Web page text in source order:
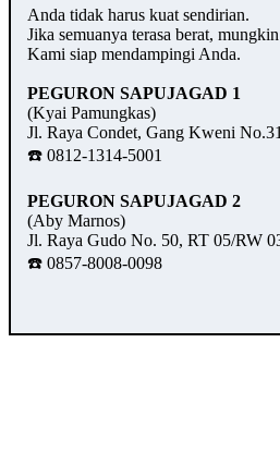
Anda tidak harus kuat sendirian.
Jika semuanya terasa berat,
Kami siap mendampingi Anda.
PEGURON SAPUJAGAD 1
(Kyai Pamungkas)
Jl. Raya Condet, Gang Kweni
☎️ 0812-1314-5001
PEGURON SAPUJAGAD 2
(Aby Marnos)
Jl. Raya Gudo No. 50, RT 05/RW
☎️ 0857-8008-0098